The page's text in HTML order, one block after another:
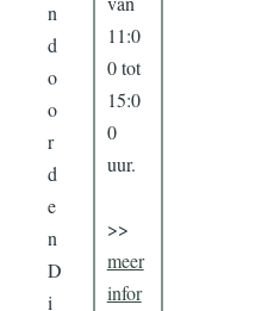
n
d
o
o
r
d
e
n
D
i
11:0
0 tot
15:0
0
uur.
>>
meer
infor